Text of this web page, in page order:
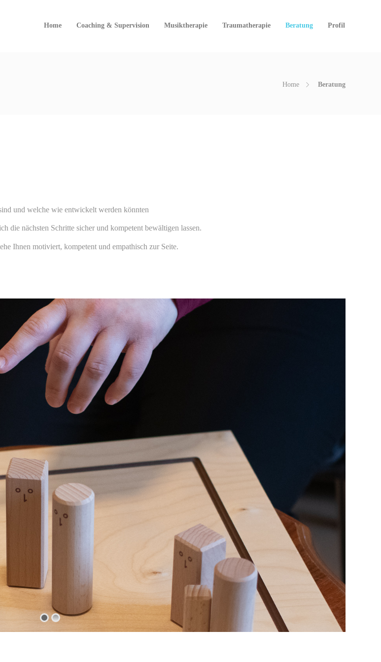
Home Coaching & Supervision Musiktherapie Traumatherapie Beratung Profil
Home Beratung
und welche wie entwickelt werden könnten
die nächsten Schritte sicher und kompetent bewältigen lassen.
Ihnen motiviert, kompetent und empathisch zur Seite.